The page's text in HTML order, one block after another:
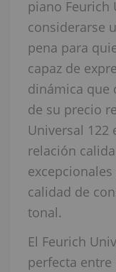
piano Feurich
considerarse
pena para
capaz de
dinámica que
de su precio
Universal 122
relación
calidad de
tonal.
El Feurich
perfecta